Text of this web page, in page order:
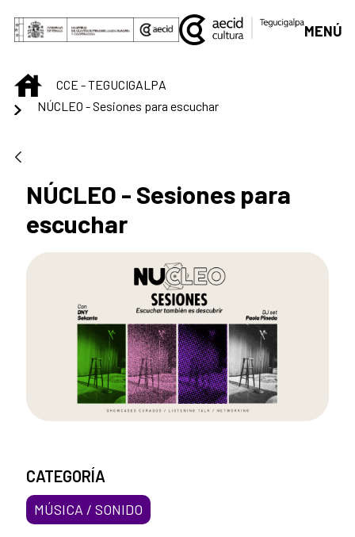
Saltar al contenido principal
MENÚ
INICIOCCE - TEGUCIGALPA
NÚCLEO - Sesiones para escuchar
NÚCLEO - Sesiones para
escuchar
CATEGORÍA
MÚSICA / SONIDO